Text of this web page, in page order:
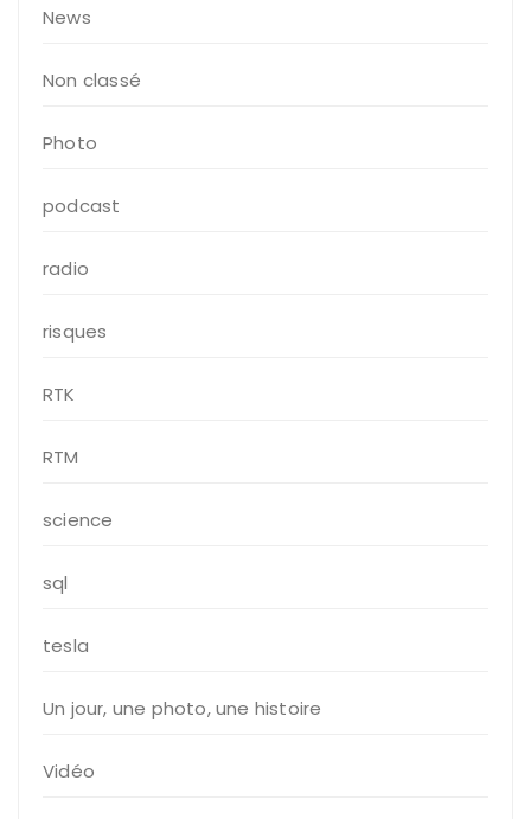
News
Non classé
Photo
podcast
radio
risques
RTK
RTM
science
sql
tesla
Un jour, une photo, une histoire
Vidéo